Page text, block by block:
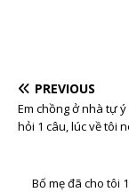
PREVIOUS
Em chồng ở nhà tự
hỏi 1 câu, lúc về tôi
Bố mẹ đã cho tôi